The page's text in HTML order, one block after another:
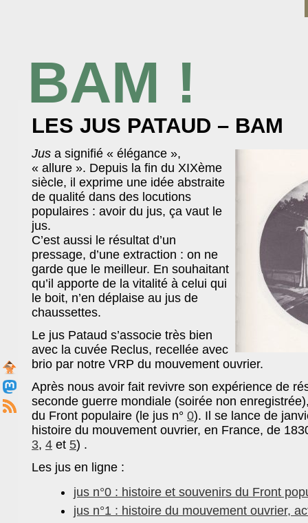
BAM !
LES JUS PATAUD – BAM
Jus a signifié « élégance »,
« allure ». Depuis la fin du XIXème
siècle, il exprime une idée abstraite
de qualité dans des locutions
populaires : avoir du jus, ça vaut le
jus.
C’est aussi le résultat d’un
pressage, d’une extraction : on ne
garde que le meilleur. En souhaitant
qu’il apporte de la vitalité à celui qui
le boit, n’en déplaise au jus de
chaussettes.
Le jus Pataud s’associe très bien
avec la cuvée Reclus, recellée avec
brio par notre VRP du mouvement ouvrier.
Après nous avoir fait revivre son expérience de
seconde guerre mondiale (soirée non
du Front populaire (le jus n° 0). Il se lance de
histoire du mouvement ouvrier, en France, de
3, 4 et 5) .
Les jus en ligne :
jus n°0 : histoire et souvenirs du Front
jus n°1 : histoire du mouvement ouvrier,